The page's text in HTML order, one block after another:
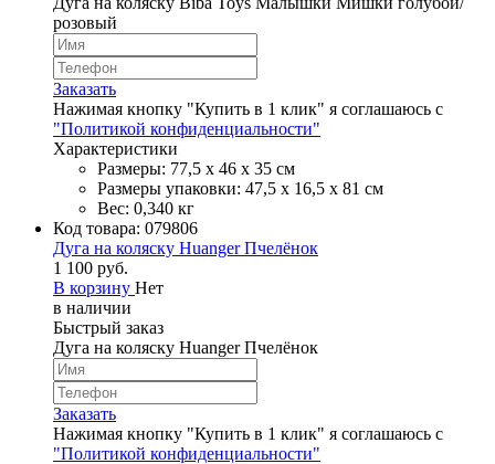
розовый
Заказать
Нажимая кнопку "Купить в 1 клик" я соглашаюсь с
"Политикой конфиденциальности"
Характеристики
Размеры: 77,5 х 46 х 35 см
Размеры упаковки: 47,5 х 16,5 х 81 см
Вес: 0,340 кг
Код товара: 079806
Дуга на коляску Huanger Пчелёнок
1 100 руб.
В корзину Нет
в наличии
Быстрый заказ
Дуга на коляску Huanger Пчелёнок
Заказать
Нажимая кнопку "Купить в 1 клик" я соглашаюсь с
"Политикой конфиденциальности"